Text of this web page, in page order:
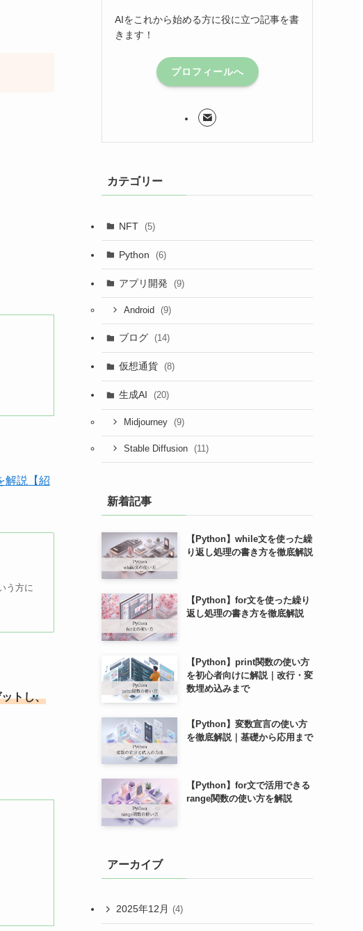
解説【紹
う方に
トし、
AIをこれから始める方に役に立つ記事を書
きます！
プロフィールへ
カテゴリー
NFT (5)
Python (6)
アプリ開発 (9)
Android (9)
ブログ (14)
仮想通貨 (8)
生成AI (20)
Midjourney (9)
Stable Diffusion (11)
新着記事
【Python】while文を使った繰
り返し処理の書き方を徹底解説
【Python】for文を使った繰り
返し処理の書き方を徹底解説
【Python】print関数の使い方
を初心者向けに解説｜改行・変
数埋め込みまで
【Python】変数宣言の使い方
を徹底解説｜基礎から応用まで
【Python】for文で活用できる
range関数の使い方を解説
アーカイブ
2025年12月 (4)